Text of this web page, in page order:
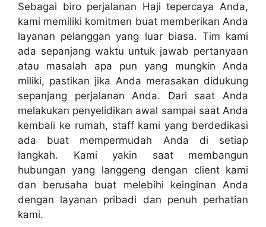
Sebagai biro perjalanan Haji tepercaya Anda,
kami memiliki komitmen buat memberikan Anda
layanan pelanggan yang luar biasa. Tim kami
ada sepanjang waktu untuk jawab pertanyaan
atau masalah apa pun yang mungkin Anda
miliki, pastikan jika Anda merasakan didukung
sepanjang perjalanan Anda. Dari saat Anda
melakukan penyelidikan awal sampai saat Anda
kembali ke rumah, staff kami yang berdedikasi
ada buat mempermudah Anda di setiap
langkah. Kami yakin saat membangun
hubungan yang langgeng dengan client kami
dan berusaha buat melebihi keinginan Anda
dengan layanan pribadi dan penuh perhatian
kami.